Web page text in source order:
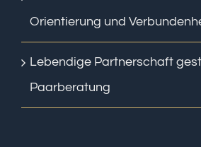
Orientierung und
Lebendige Partnerschaft
Paarberatung